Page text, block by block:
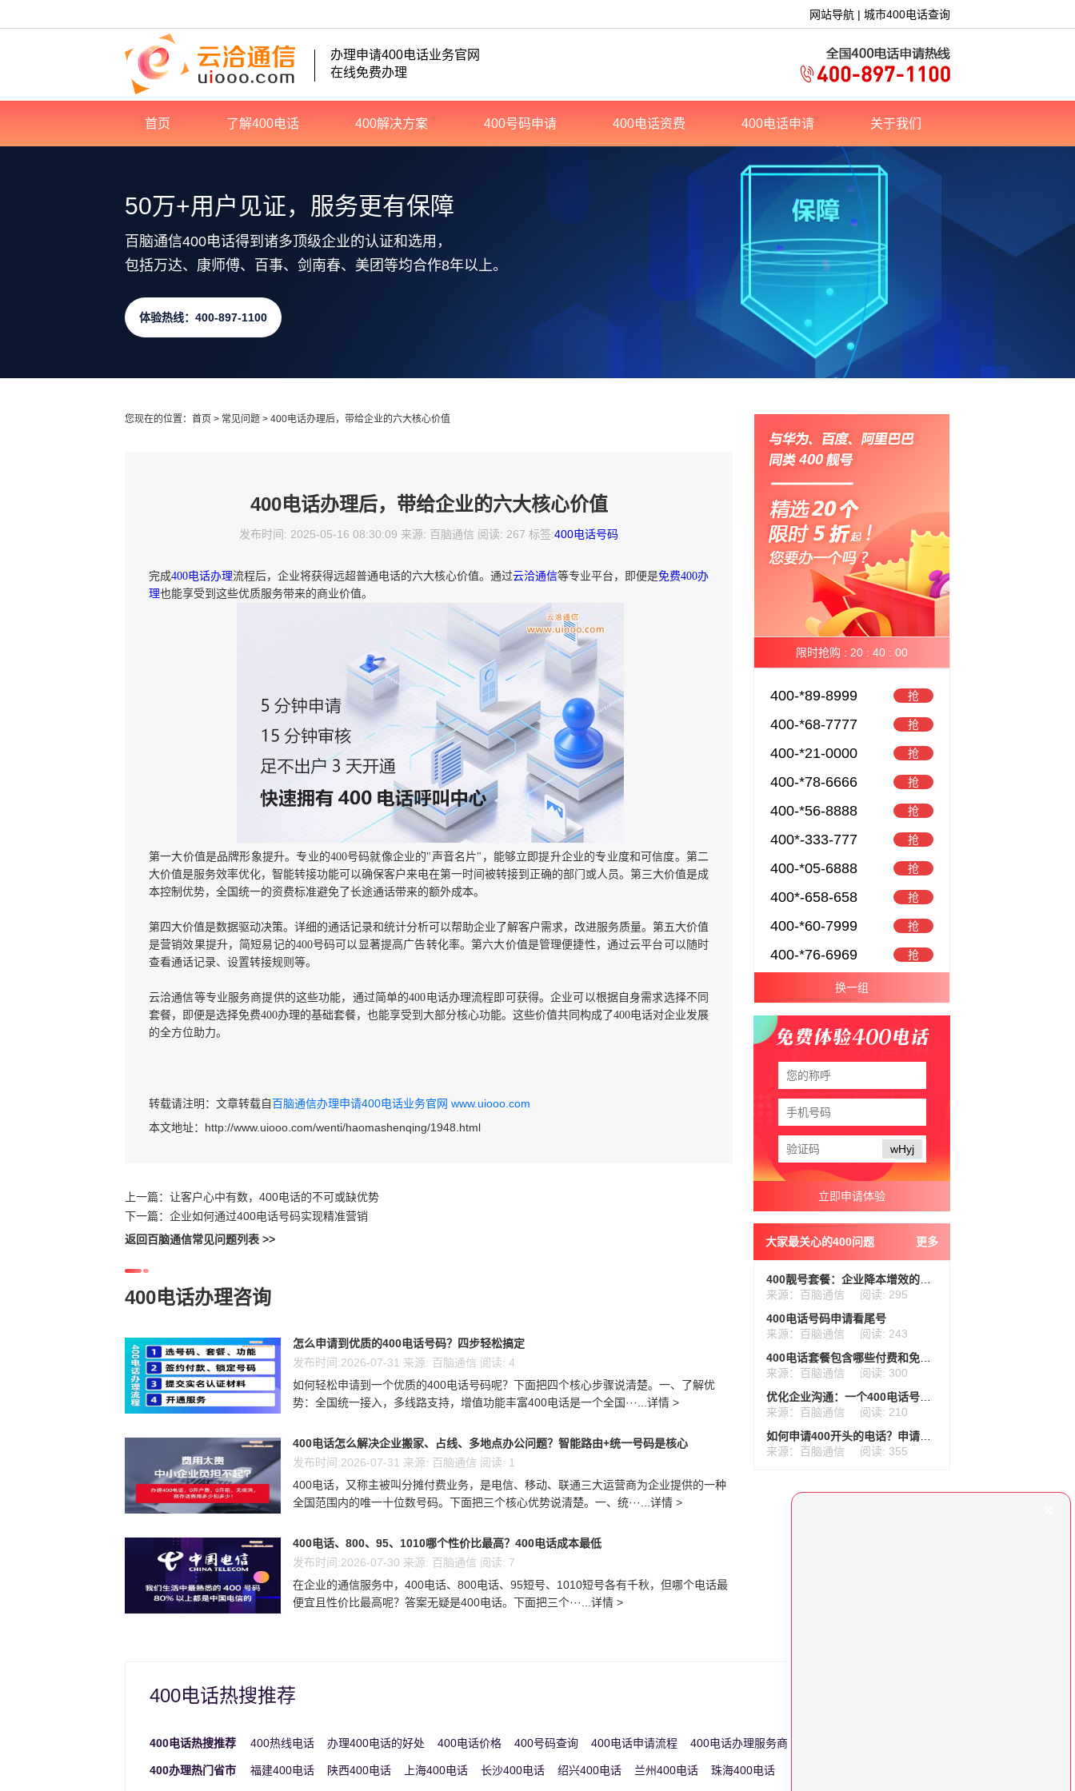
网站导航 | 城市400电话查询
办理申请400电话业务官网
在线免费办理
首页 了解400电话 400解决方案 400号码申请 400电话资费 400电话申请 关于我们
50万+用户见证，服务更有保障
百脑通信400电话得到诸多顶级企业的认证和选用，
包括万达、康师傅、百事、剑南春、美团等均合作8年以上。
体验热线：400-897-1100
您现在的位置： 首页 > 常见问题 > 400电话办理后，带给企业的六大核心价值
400电话办理后，带给企业的六大核心价值
发布时间: 2025-05-16 08:30:09 来源: 百脑通信 阅读: 267 标签:400电话号码
完成400电话办理流程后，企业将获得远超普通电话的六大核心价值。通过云洽通信等专业平台，即便是免费400办
理也能享受到这些优质服务带来的商业价值。
第一大价值是品牌形象提升。专业的400号码就像企业的"声音名片"，能够立即提升企业的专业度和可信度。第二
大价值是服务效率优化，智能转接功能可以确保客户来电在第一时间被转接到正确的部门或人员。第三大价值是成
本控制优势，全国统一的资费标准避免了长途通话带来的额外成本。
第四大价值是数据驱动决策。详细的通话记录和统计分析可以帮助企业了解客户需求，改进服务质量。第五大价值
是营销效果提升，简短易记的400号码可以显著提高广告转化率。第六大价值是管理便捷性，通过云平台可以随时
查看通话记录、设置转接规则等。
云洽通信等专业服务商提供的这些功能，通过简单的400电话办理流程即可获得。企业可以根据自身需求选择不同
套餐，即便是选择免费400办理的基础套餐，也能享受到大部分核心功能。这些价值共同构成了400电话对企业发展
的全方位助力。
转载请注明：文章转载自百脑通信办理申请400电话业务官网 www.uiooo.com
本文地址： http://www.uiooo.com/wenti/haomashenqing/1948.html
上一篇： 让客户心中有数，400电话的不可或缺优势
下一篇： 企业如何通过400电话号码实现精准营销
返回百脑通信常见问题列表 >>
400电话办理咨询
怎么申请到优质的400电话号码？四步轻松搞定
发布时间:2026-07-31 来源: 百脑通信 阅读: 4
如何轻松申请到一个优质的400电话号码呢？下面把四个核心步骤说清楚。一、了解优
势：全国统一接入，多线路支持，增值功能丰富400电话是一个全国···...详情 >
400电话怎么解决企业搬家、占线、多地点办公问题？智能路由+统一号码是核心
发布时间:2026-07-31 来源: 百脑通信 阅读: 1
400电话，又称主被叫分摊付费业务，是电信、移动、联通三大运营商为企业提供的一种
全国范围内的唯一十位数号码。下面把三个核心优势说清楚。一、统···...详情 >
400电话、800、95、1010哪个性价比最高？400电话成本最低
发布时间:2026-07-30 来源: 百脑通信 阅读: 7
在企业的通信服务中，400电话、800电话、95短号、1010短号各有千秋，但哪个电话最
便宜且性价比最高呢？答案无疑是400电话。下面把三个···...详情 >
限时抢购 : 20 : 39 : 59
400-*89-8999 抢
400-*68-7777 抢
400-*21-0000 抢
400-*78-6666 抢
400-*56-8888 抢
400*-333-777 抢
400-*05-6888 抢
400*-658-658 抢
400-*60-7999 抢
400-*76-6969 抢
换一组
wHyj
大家最关心的400问题 更多
来源：百脑通信
阅读: 295
400电话号码申请看尾号
来源：百脑通信
阅读: 243
来源：百脑通信
阅读: 300
来源：百脑通信
阅读: 210
来源：百脑通信
阅读: 355
400电话热搜推荐
400电话热搜推荐 400热线电话 办理400电话的好处 400电话价格 400号码查询 400电话申请流程 400电话办理服务商
400办理热门省市 福建400电话 陕西400电话 上海400电话 长沙400电话 绍兴400电话 兰州400电话 珠海400电话